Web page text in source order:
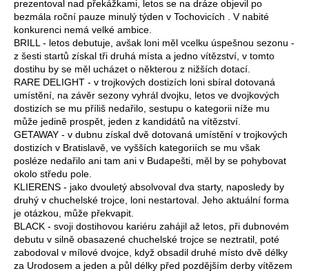
prezentoval nad překážkami, letos se na dráze objevil po
bezmála roční pauze minulý týden v Tochovicích . V nabité
konkurenci nemá velké ambice.
BRILL - letos debutuje, avšak loni měl vcelku úspešnou sezonu -
z šesti startů získal tři druhá místa a jedno vítězství, v tomto
dostihu by se měl ucházet o některou z nižších dotací.
RARE DELIGHT - v trojkových dostizích loni sbíral dotovaná
umístění, na závěr sezony vyhrál dvojku, letos ve dvojkových
dostizích se mu příliš nedařilo, sestupu o kategorii níže mu
může jedině prospět, jeden z kandidátů na vítězství.
GETAWAY - v dubnu získal dvě dotovaná umístění v trojkových
dostizích v Bratislavě, ve vyšších kategoriích se mu však
posléze nedařilo ani tam ani v Budapešti, měl by se pohybovat
okolo středu pole.
KLIERENS - jako dvouletý absolvoval dva starty, naposledy by
druhý v chuchelské trojce, loni nestartoval. Jeho aktuální forma
je otázkou, může překvapit.
BLACK - svoji dostihovou kariéru zahájil až letos, při dubnovém
debutu v silně obasazené chuchelské trojce se neztratil, poté
zabodoval v mílové dvojce, když obsadil druhé místo dvě délky
za Urodosem a jeden a půl délky před pozdějším derby vítězem